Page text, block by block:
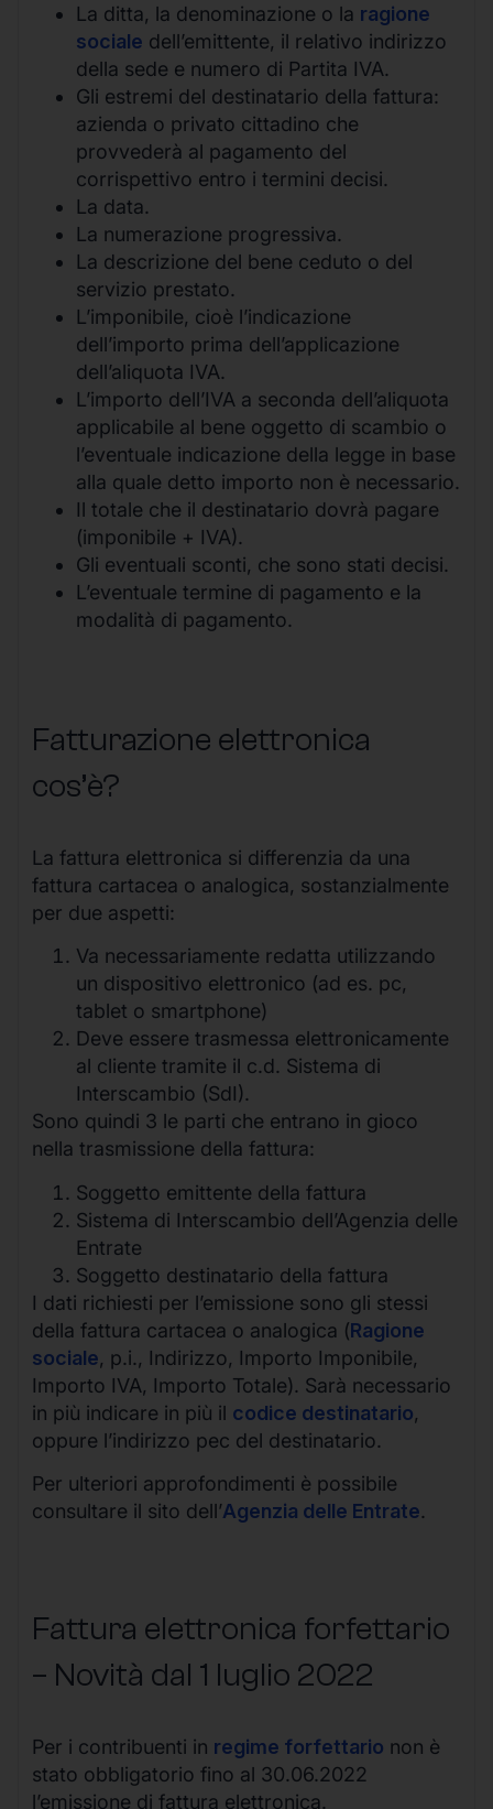
La ditta, la denominazione o la ragione
sociale dell’emittente, il relativo indirizzo
della sede e numero di Partita IVA.
Gli estremi del destinatario della fattura:
azienda o privato cittadino che
provvederà al pagamento del
corrispettivo entro i termini decisi.
La data.
La numerazione progressiva.
La descrizione del bene ceduto o del
servizio prestato.
L’imponibile, cioè l’indicazione
dell’importo prima dell’applicazione
dell’aliquota IVA.
L’importo dell’IVA a seconda dell’aliquota
applicabile al bene oggetto di scambio o
l’eventuale indicazione della legge in base
alla quale detto importo non è necessario.
Il totale che il destinatario dovrà pagare
(imponibile + IVA).
Gli eventuali sconti, che sono stati decisi.
L’eventuale termine di pagamento e la
modalità di pagamento.
Fatturazione elettronica
cos’è?
La fattura elettronica si differenzia da una
fattura cartacea o analogica, sostanzialmente
per due aspetti:
Va necessariamente redatta utilizzando
un dispositivo elettronico (ad es. pc,
tablet o smartphone)
Deve essere trasmessa elettronicamente
al cliente tramite il c.d. Sistema di
Interscambio (SdI).
Sono quindi 3 le parti che entrano in gioco
nella trasmissione della fattura:
Soggetto emittente della fattura
Sistema di Interscambio dell’Agenzia delle
Entrate
Soggetto destinatario della fattura
I dati richiesti per l’emissione sono gli stessi
della fattura cartacea o analogica (Ragione
sociale, p.i., Indirizzo, Importo Imponibile,
Importo IVA, Importo Totale). Sarà necessario
in più indicare in più il codice destinatario,
oppure l’indirizzo pec del destinatario.
Per ulteriori approfondimenti è possibile
consultare il sito dell’Agenzia delle Entrate.
Fattura elettronica forfettario
– Novità dal 1 luglio 2022
Per i contribuenti in regime forfettario non è
stato obbligatorio fino al 30.06.2022
l’emissione di fattura elettronica.